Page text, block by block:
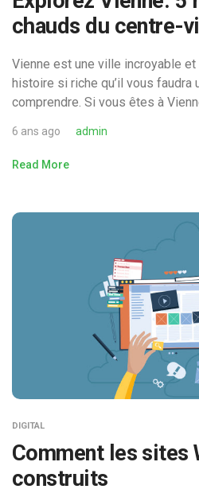
chauds du centre-
Vienne est une ville incroyable et
histoire si riche qu’il vous faudra
comprendre. Si vous êtes à
6 ans ago admin
Read More
DIGITAL
Comment les sites
construits